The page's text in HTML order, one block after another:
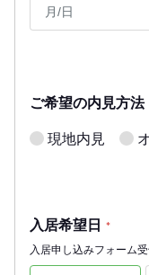
ご希望の内見方法
現地内見
入居希望日 *
入居申し込みフォーム